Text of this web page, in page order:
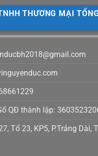
THƯƠNG MẠI
QĐ thành lập:
Tổ 23, KP5, P.Trảng Dài,